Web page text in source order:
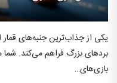
یکی از جذاب‌ترین جنبه‌های
بردهای بزرگ فراهم می‌کند. شما
بازی‌های…